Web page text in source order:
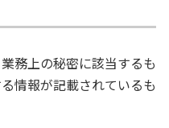
務上の秘密に該当するも
情報が記載されているも